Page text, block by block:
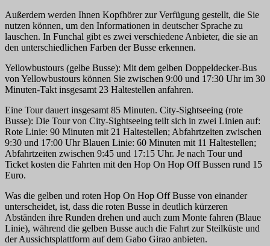
Außerdem werden Ihnen Kopfhörer zur Verfügung gestellt, die Sie
nutzen können, um den Informationen in deutscher Sprache zu
lauschen. In Funchal gibt es zwei verschiedene Anbieter, die sie an
den unterschiedlichen Farben der Busse erkennen.
Yellowbustours (gelbe Busse): Mit dem gelben Doppeldecker-Bus
von Yellowbustours können Sie zwischen 9:00 und 17:30 Uhr im 30
Minuten-Takt insgesamt 23 Haltestellen anfahren.
Eine Tour dauert insgesamt 85 Minuten. City-Sightseeing (rote
Busse): Die Tour von City-Sightseeing teilt sich in zwei Linien auf:
Rote Linie: 90 Minuten mit 21 Haltestellen; Abfahrtzeiten zwischen
9:30 und 17:00 Uhr Blauen Linie: 60 Minuten mit 11 Haltestellen;
Abfahrtzeiten zwischen 9:45 und 17:15 Uhr. Je nach Tour und
Ticket kosten die Fahrten mit den Hop On Hop Off Bussen rund 15
Euro.
Was die gelben und roten Hop On Hop Off Busse von einander
unterscheidet, ist, dass die roten Busse in deutlich kürzeren
Abständen ihre Runden drehen und auch zum Monte fahren (Blaue
Linie), während die gelben Busse auch die Fahrt zur Steilküste und
der Aussichtsplattform auf dem Gabo Girao anbieten.